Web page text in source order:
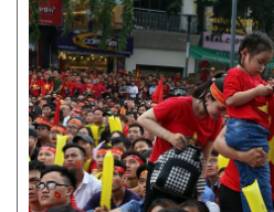
Những em nhỏ được bố
để tránh